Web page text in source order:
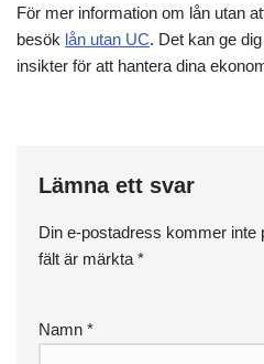
För mer information om lån utan
besök lån utan UC. Det kan ge
insikter för att hantera dina
Lämna ett svar
Din e-postadress kommer inte
fält är märkta *
Namn *